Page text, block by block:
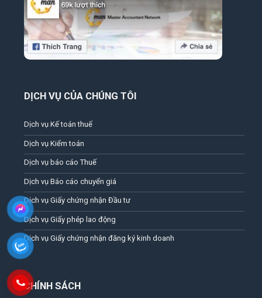
DỊCH VỤ CỦA CHÚNG TÔI
Dịch vụ Kế toán thuế
Dịch vụ Kiểm toán
Dịch vụ báo cáo Thuế
Dịch vụ Báo cáo chuyển giá
Dịch vụ Giấy chứng nhận Đầu tư
Dịch vụ Giấy phép lao động
Dịch vụ Giấy chứng nhận đăng ký kinh doanh
CHÍNH SÁCH